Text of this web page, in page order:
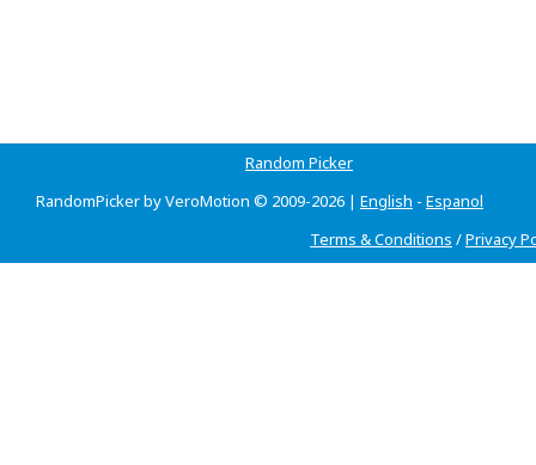
Random Picker
RandomPicker by VeroMotion © 2009-2026 | English - Espanol
Terms & Conditions /Privacy